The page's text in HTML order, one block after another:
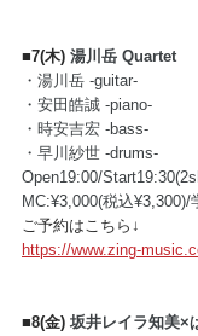
■7(木) 湯川岳 Quartet
・湯川岳 -guitar-
・安田皓誠 -piano-
・時安吉宏 -bass-
・早川紗世 -drums-
Open19:00/
MC:¥3,000(税込
ご予約はこちら↓
https://www.zing-
■8(金) 坂井レイラ知美×